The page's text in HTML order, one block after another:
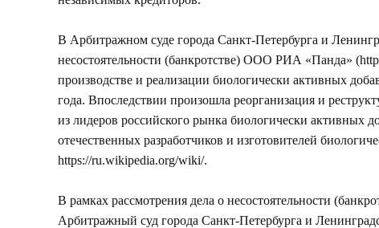
В Арбитражном суде города Санкт-Петербурга и
несостоятельности (банкротстве) ООО РИА «Панда» (
производстве и реализации биологически активных
года. Впоследствии произошла реорганизация и
из лидеров российского рынка биологически
отечественных разработчиков и изготовителей
https://ru.wikipedia.org/wiki/.
В рамках рассмотрения дела о несостоятельности
Арбитражный суд города Санкт-Петербурга и